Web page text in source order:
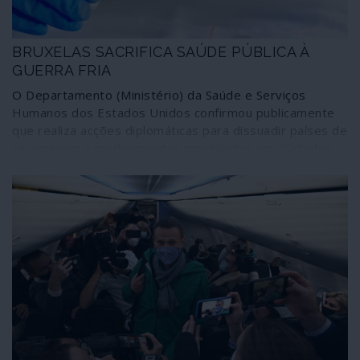
BRUXELAS SACRIFICA SAÚDE PÚBLICA À
GUERRA FRIA
O Departamento (Ministério) da Saúde e Serviços
Humanos dos Estados Unidos confirmou publicamente
exemplos citados a propósito foi a intervenção para
“persuadir o Brasil a rejeitar a vacina russa contra a
Covid-19”. Não explicando tudo, um episódio como este
ajuda-nos a entender as histórias mal contadas que
envolvem os processos de vacinação às escalas
nacionais, regionais e global – e que estão a custar vidas
humanas, pelas quais ninguém será, obviamente,